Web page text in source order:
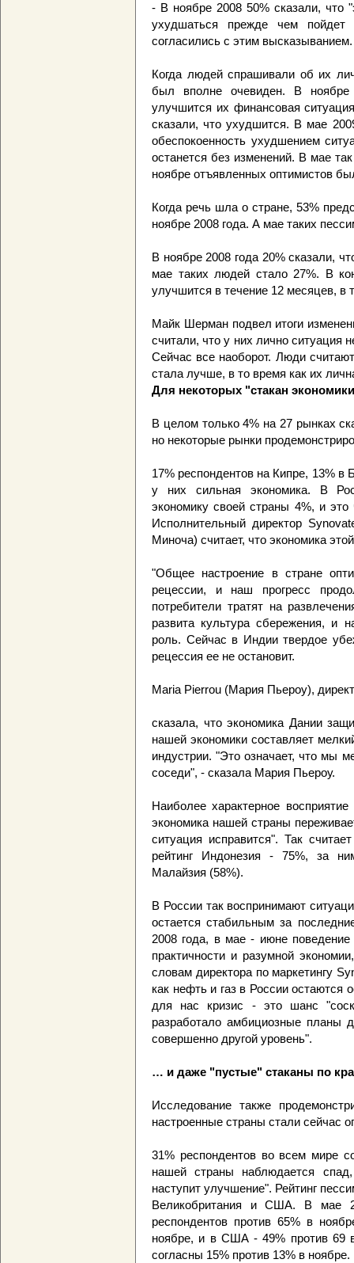
- В ноябре 2008 50% сказали, что
ухудшаться прежде чем
согласились с этим высказыванием.
Когда людей спрашивали об их
был вполне очевиден. В
улучшится их финансовая
сказали, что ухудшится. В мае
обеспокоенность ухудшением
останется без изменений. В мае
ноябре отъявленных оптимистов
Когда речь шла о стране, 53%
ноябре 2008 года. А мае таких
В ноябре 2008 года 20% сказали,
мае таких людей стало 27%. В
улучшится в течение 12 месяцев, в
Майк Шерман подвел итоги
считали, что у них лично ситуация
Сейчас все наоборот. Люди
стала лучше, в то время как их
Для некоторых "стакан
В целом только 4% на 27 рынках
но некоторые рынки
17% респондентов на Кипре, 13% в
у них сильная экономика. В
экономику своей страны 4%, и
Исполнительный директор
Миноча) считает, что экономика
"Общее настроение в стране
рецессии, и наш прогресс
потребители тратят на
развита культура сбережения, и
роль. Сейчас в Индии твердое
рецессия ее не остановит.
Maria Pierrou (Мария Пьероу),
сказала, что экономика Дании
нашей экономики составляет
индустрии. "Это означает, что мы
соседи", - сказала Мария Пьероу.
Наиболее характерное
экономика нашей страны
ситуация исправится". Так
рейтинг Индонезия - 75%, за
Малайзия (58%).
В России так воспринимают
остается стабильным за
2008 года, в мае - июне поведение
практичности и разумной
словам директора по маркетингу
как нефть и газ в России остаются
для нас кризис - это шанс
разработало амбициозные
совершенно другой уровень".
… и даже "пустые" стаканы по
Исследование также
настроенные страны стали сейчас
31% респондентов во всем мире
нашей страны наблюдается
наступит улучшение". Рейтинг
Великобритания и США. В мае
респондентов против 65% в
ноябре, и в США - 49% против 69
согласны 15% против 13% в ноябре.